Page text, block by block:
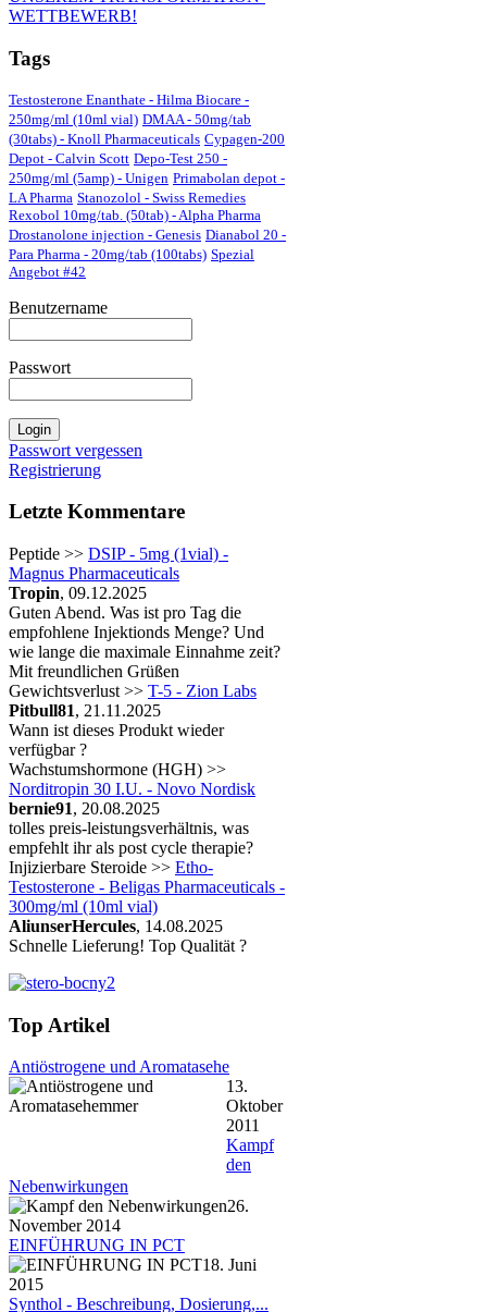
Tags
Testosterone Enanthate - Hilma Biocare -
250mg/ml (10ml vial) DMAA - 50mg/tab
(30tabs) - Knoll Pharmaceuticals Cypagen-200
Depot - Calvin Scott Depo-Test 250 -
250mg/ml (5amp) - Unigen Primabolan depot -
LA Pharma Stanozolol - Swiss Remedies
Rexobol 10mg/tab. (50tab) - Alpha Pharma
Drostanolone injection - Genesis Dianabol 20 -
Para Pharma - 20mg/tab (100tabs) Spezial
Angebot #42
Benutzername
Passwort
Passwort vergessen
Registrierung
Letzte Kommentare
Peptide >> DSIP - 5mg (1vial) -
Magnus Pharmaceuticals
Tropin, 09.12.2025
Guten Abend. Was ist pro Tag die
empfohlene Injektionds Menge? Und
wie lange die maximale Einnahme zeit?
Mit freundlichen Grüßen
Gewichtsverlust >> T-5 - Zion Labs
Pitbull81, 21.11.2025
Wann ist dieses Produkt wieder
verfügbar ?
Wachstumshormone (HGH) >>
Norditropin 30 I.U. - Novo Nordisk
bernie91, 20.08.2025
tolles preis-leistungsverhältnis, was
empfehlt ihr als post cycle therapie?
Injizierbare Steroide >> Etho-
Testosterone - Beligas Pharmaceuticals -
300mg/ml (10ml vial)
AliunserHercules, 14.08.2025
Schnelle Lieferung! Top Qualität ?
Top Artikel
Antiöstrogene und Aromatasehe
13.
Oktober
2011
Kampf
den
Nebenwirkungen
26.
November 2014
EINFÜHRUNG IN PCT
18. Juni
2015
Synthol - Beschreibung, Dosierung,...